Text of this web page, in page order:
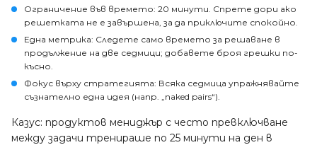
Ограничение във времето: 20 минути. Спрете дори ако
решетката не е завършена, за да приключите спокойно.
Една метрика: Следете само времето за решаване в
продължение на две седмици; добавете броя грешки по-
късно.
Фокус върху стратегията: Всяка седмица упражнявайте
съзнателно една идея (напр. „naked pairs“).
Казус: продуктов мениджър с често превключване
между задачи тренираше по 25 минути на ден в